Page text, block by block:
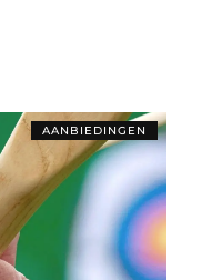
AANBIEDINGEN